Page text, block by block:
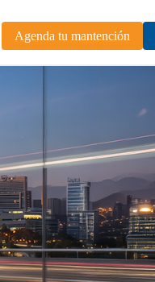
Agenda tu mantención